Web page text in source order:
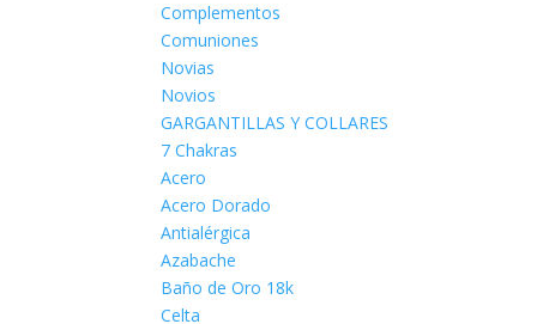
Complementos
Comuniones
Novias
Novios
GARGANTILLAS Y COLLARES
7 Chakras
Acero
Acero Dorado
Antialérgica
Azabache
Baño de Oro 18k
Celta